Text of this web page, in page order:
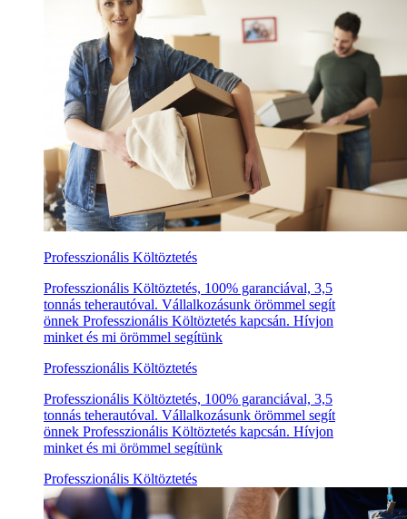
Professzionális Költöztetés
Professzionális Költöztetés, 100% garanciával, 3,5
tonnás teherautóval. Vállalkozásunk örömmel segít
önnek Professzionális Költöztetés kapcsán. Hívjon
minket és mi örömmel segítünk
Professzionális Költöztetés
Professzionális Költöztetés, 100% garanciával, 3,5
tonnás teherautóval. Vállalkozásunk örömmel segít
önnek Professzionális Költöztetés kapcsán. Hívjon
minket és mi örömmel segítünk
Professzionális Költöztetés